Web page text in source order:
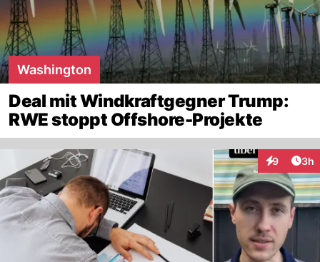
Washington
Deal mit Windkraftgegner Trump:
RWE stoppt Offshore-Projekte
9 3h